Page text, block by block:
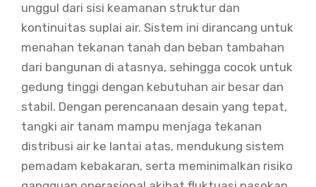
unggul dari sisi keamanan struktur dan
kontinuitas suplai air. Sistem ini dirancang untuk
menahan tekanan tanah dan beban tambahan
dari bangunan di atasnya, sehingga cocok untuk
gedung tinggi dengan kebutuhan air besar dan
stabil. Dengan perencanaan desain yang tepat,
tangki air tanam mampu menjaga tekanan
distribusi air ke lantai atas, mendukung sistem
pemadam kebakaran, serta meminimalkan risiko